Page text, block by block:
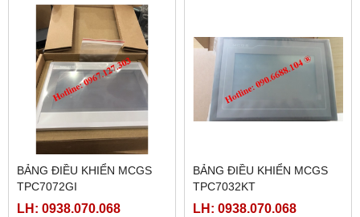
BẢNG ĐIỀU KHIỂN MCGS
TPC7072GI
LH: 0938.070.068
BẢNG ĐIỀU KHIỂN MCGS
TPC7032KT
LH: 0938.070.068